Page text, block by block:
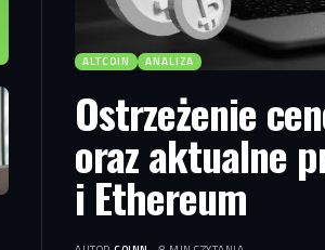
ALTCOIN ANALIZA
Ostrzeżenie
oraz aktualne
i Ethereum